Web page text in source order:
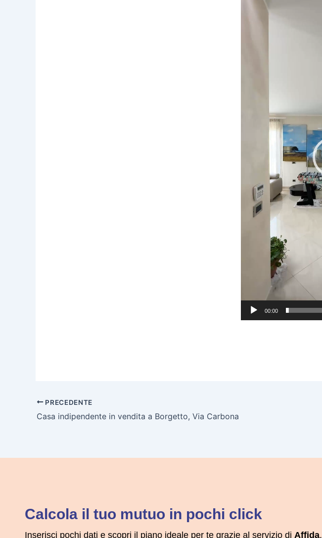
00:00
PRECEDENTE
Casa indipendente in vendita a Borgetto, Via Carbona
Inserisci pochi dati e scopri il piano ideale per te grazie al servizio di Affida
Calcola il tuo mutuo in pochi click